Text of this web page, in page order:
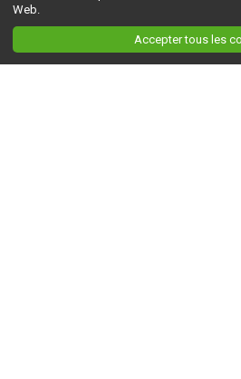
Web.
Accepter tous les